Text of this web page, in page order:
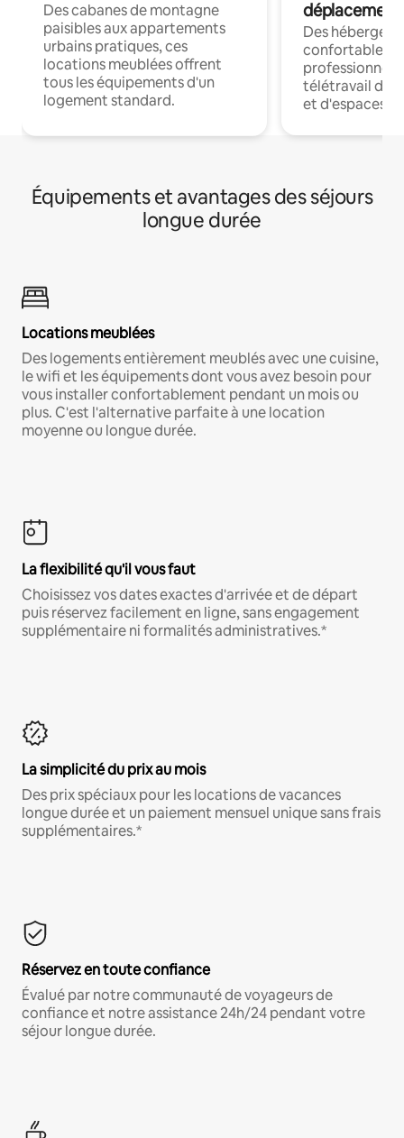
Des cabanes de montagne
paisibles aux appartements
urbains pratiques, ces
locations meublées offrent
tous les équipements d'un
logement standard.
déplacement
Des
confortables
professionnels
télétravail
et d'espaces
Équipements et avantages des séjours
longue durée
Locations meublées
Des logements entièrement meublés avec une cuisine,
le wifi et les équipements dont vous avez besoin pour
vous installer confortablement pendant un mois ou
plus. C'est l'alternative parfaite à une location
moyenne ou longue durée.
La flexibilité qu'il vous faut
Choisissez vos dates exactes d'arrivée et de départ
puis réservez facilement en ligne, sans engagement
supplémentaire ni formalités administratives.*
La simplicité du prix au mois
Des prix spéciaux pour les locations de vacances
longue durée et un paiement mensuel unique sans frais
supplémentaires.*
Réservez en toute confiance
Évalué par notre communauté de voyageurs de
confiance et notre assistance 24h/24 pendant votre
séjour longue durée.